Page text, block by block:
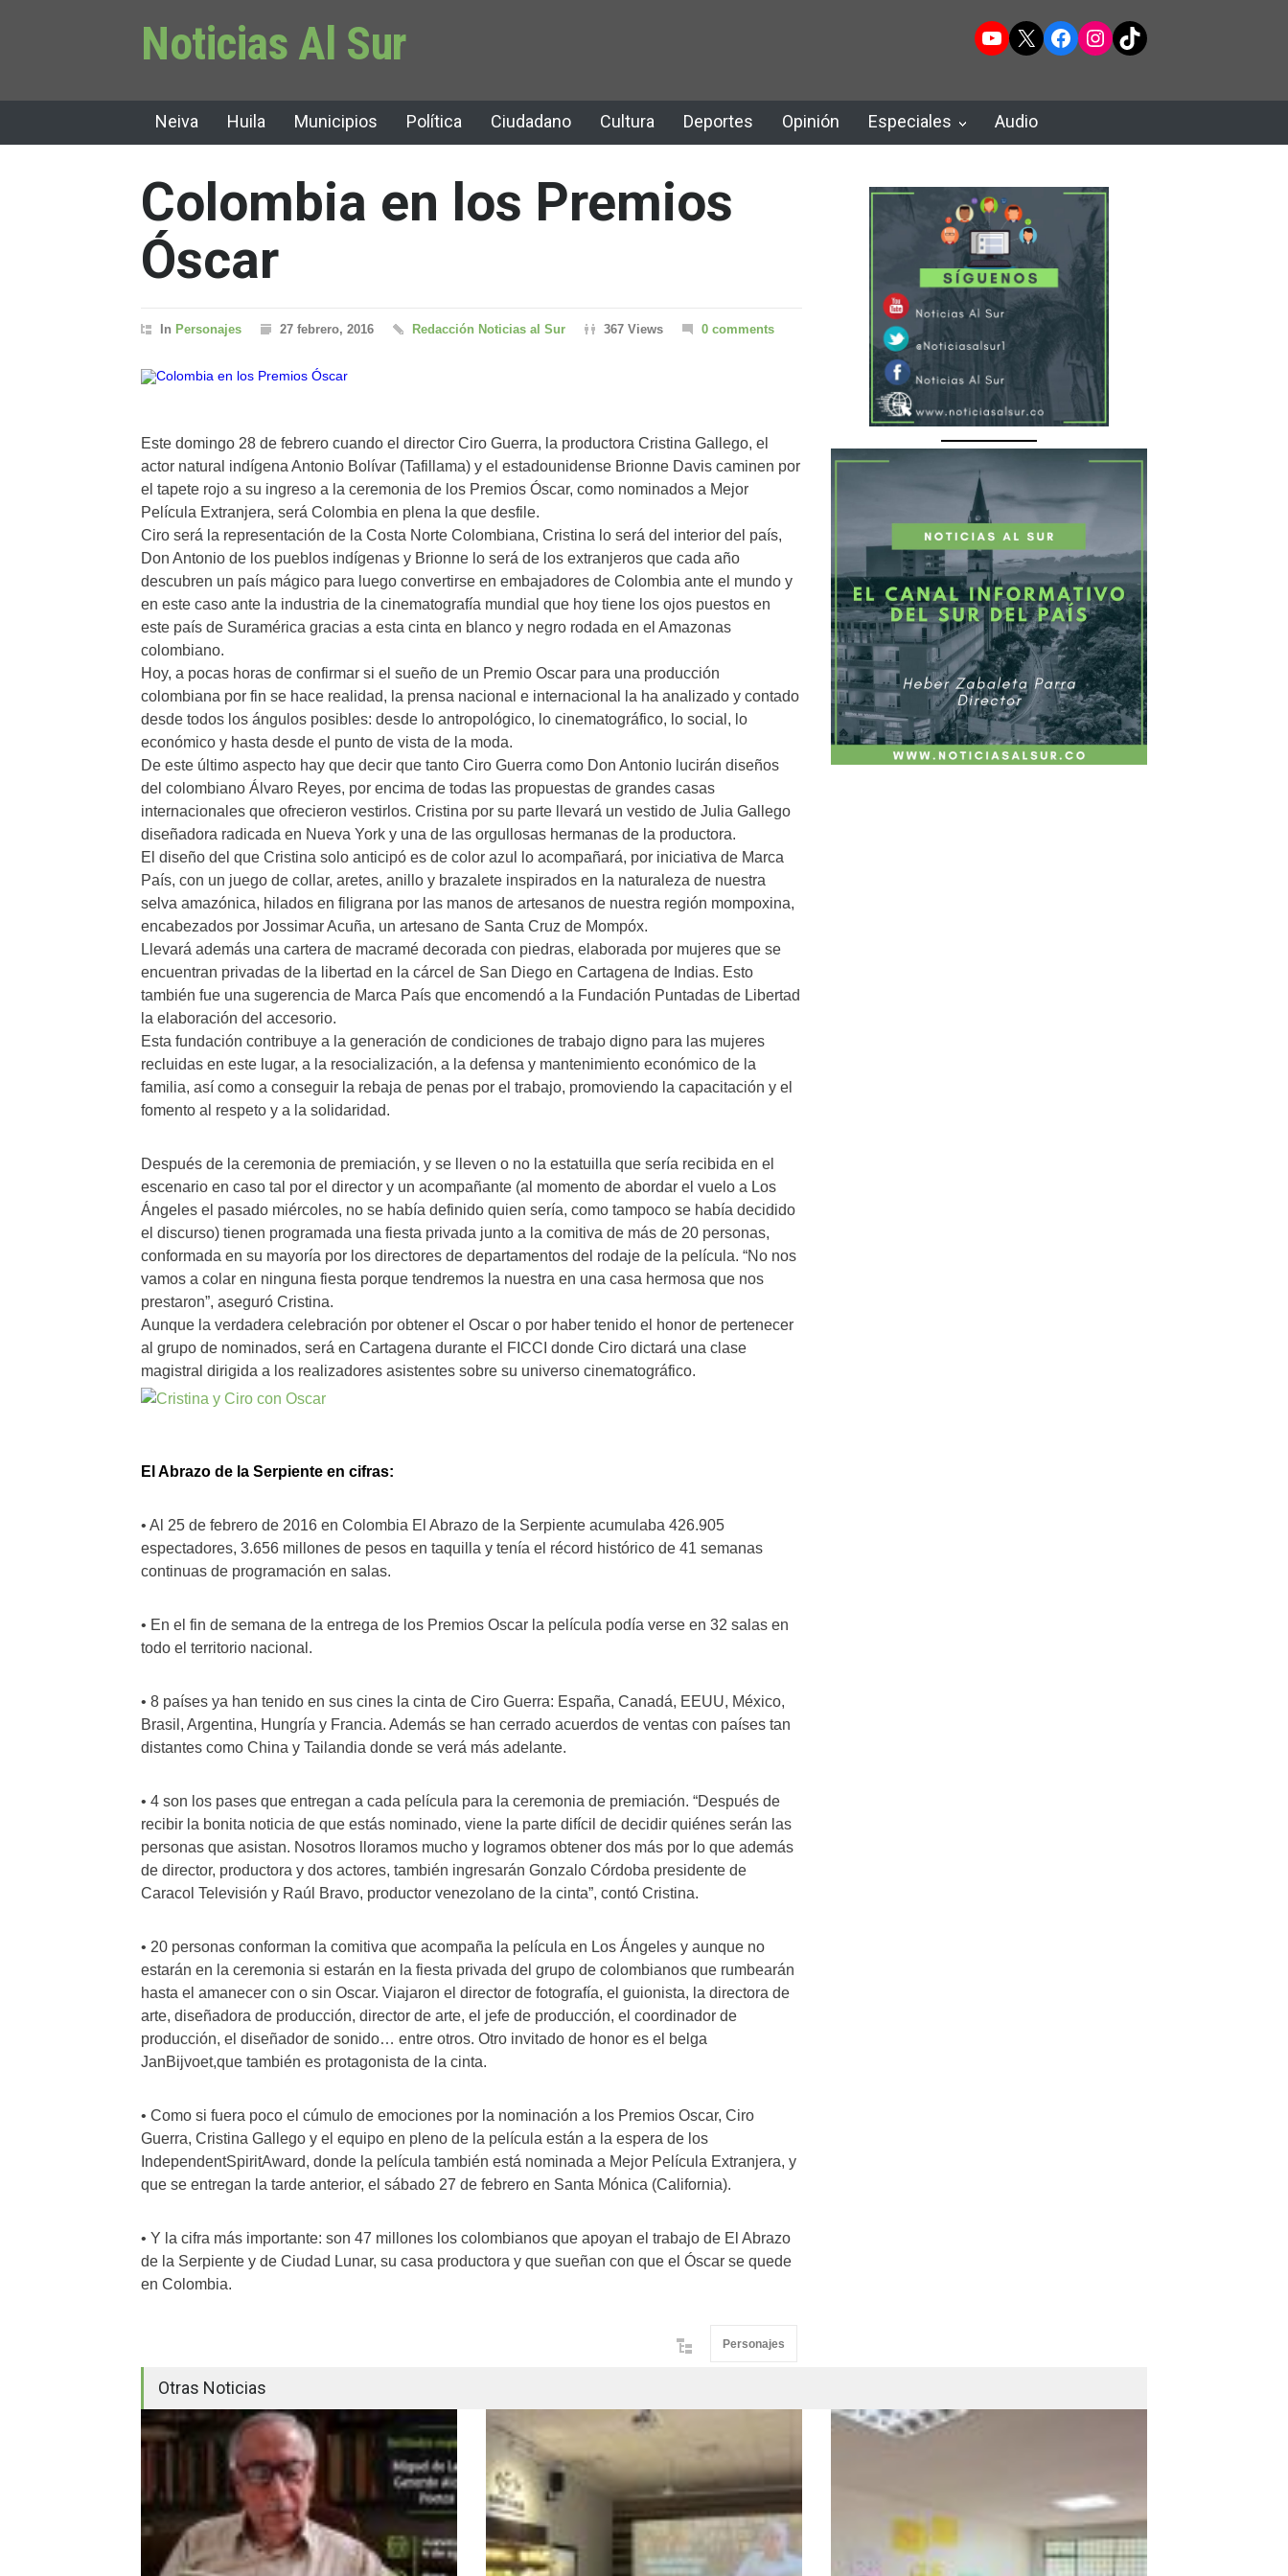
Noticias Al Sur YouTube
X Facebook
Instagram
TikTok
Neiva Huila Municipios Política Ciudadano Cultura Deportes Opinión Especiales Audio
Colombia en los Premios
Óscar
In Personajes 27 febrero, 2016 Redacción Noticias al Sur 367 Views 0 comments
Este domingo 28 de febrero cuando el director Ciro Guerra, la productora Cristina Gallego, el
actor natural indígena Antonio Bolívar (Tafillama) y el estadounidense Brionne Davis caminen por
el tapete rojo a su ingreso a la ceremonia de los Premios Óscar, como nominados a Mejor
Película Extranjera, será Colombia en plena la que desfile.
Ciro será la representación de la Costa Norte Colombiana, Cristina lo será del interior del país,
Don Antonio de los pueblos indígenas y Brionne lo será de los extranjeros que cada año
descubren un país mágico para luego convertirse en embajadores de Colombia ante el mundo y
en este caso ante la industria de la cinematografía mundial que hoy tiene los ojos puestos en
este país de Suramérica gracias a esta cinta en blanco y negro rodada en el Amazonas
colombiano.
Hoy, a pocas horas de confirmar si el sueño de un Premio Oscar para una producción
colombiana por fin se hace realidad, la prensa nacional e internacional la ha analizado y contado
desde todos los ángulos posibles: desde lo antropológico, lo cinematográfico, lo social, lo
económico y hasta desde el punto de vista de la moda.
De este último aspecto hay que decir que tanto Ciro Guerra como Don Antonio lucirán diseños
del colombiano Álvaro Reyes, por encima de todas las propuestas de grandes casas
internacionales que ofrecieron vestirlos. Cristina por su parte llevará un vestido de Julia Gallego
diseñadora radicada en Nueva York y una de las orgullosas hermanas de la productora.
El diseño del que Cristina solo anticipó es de color azul lo acompañará, por iniciativa de Marca
País, con un juego de collar, aretes, anillo y brazalete inspirados en la naturaleza de nuestra
selva amazónica, hilados en filigrana por las manos de artesanos de nuestra región mompoxina,
encabezados por Jossimar Acuña, un artesano de Santa Cruz de Mompóx.
Llevará además una cartera de macramé decorada con piedras, elaborada por mujeres que se
encuentran privadas de la libertad en la cárcel de San Diego en Cartagena de Indias. Esto
también fue una sugerencia de Marca País que encomendó a la Fundación Puntadas de Libertad
la elaboración del accesorio.
Esta fundación contribuye a la generación de condiciones de trabajo digno para las mujeres
recluidas en este lugar, a la resocialización, a la defensa y mantenimiento económico de la
familia, así como a conseguir la rebaja de penas por el trabajo, promoviendo la capacitación y el
fomento al respeto y a la solidaridad.
Después de la ceremonia de premiación, y se lleven o no la estatuilla que sería recibida en el
escenario en caso tal por el director y un acompañante (al momento de abordar el vuelo a Los
Ángeles el pasado miércoles, no se había definido quien sería, como tampoco se había decidido
el discurso) tienen programada una fiesta privada junto a la comitiva de más de 20 personas,
conformada en su mayoría por los directores de departamentos del rodaje de la película. “No nos
vamos a colar en ninguna fiesta porque tendremos la nuestra en una casa hermosa que nos
prestaron”, aseguró Cristina.
Aunque la verdadera celebración por obtener el Oscar o por haber tenido el honor de pertenecer
al grupo de nominados, será en Cartagena durante el FICCI donde Ciro dictará una clase
magistral dirigida a los realizadores asistentes sobre su universo cinematográfico.
El Abrazo de la Serpiente en cifras:
• Al 25 de febrero de 2016 en Colombia El Abrazo de la Serpiente acumulaba 426.905
espectadores, 3.656 millones de pesos en taquilla y tenía el récord histórico de 41 semanas
continuas de programación en salas.
• En el fin de semana de la entrega de los Premios Oscar la película podía verse en 32 salas en
todo el territorio nacional.
• 8 países ya han tenido en sus cines la cinta de Ciro Guerra: España, Canadá, EEUU, México,
Brasil, Argentina, Hungría y Francia. Además se han cerrado acuerdos de ventas con países tan
distantes como China y Tailandia donde se verá más adelante.
• 4 son los pases que entregan a cada película para la ceremonia de premiación. “Después de
recibir la bonita noticia de que estás nominado, viene la parte difícil de decidir quiénes serán las
personas que asistan. Nosotros lloramos mucho y logramos obtener dos más por lo que además
de director, productora y dos actores, también ingresarán Gonzalo Córdoba presidente de
Caracol Televisión y Raúl Bravo, productor venezolano de la cinta”, contó Cristina.
• 20 personas conforman la comitiva que acompaña la película en Los Ángeles y aunque no
estarán en la ceremonia si estarán en la fiesta privada del grupo de colombianos que rumbearán
hasta el amanecer con o sin Oscar. Viajaron el director de fotografía, el guionista, la directora de
arte, diseñadora de producción, director de arte, el jefe de producción, el coordinador de
producción, el diseñador de sonido… entre otros. Otro invitado de honor es el belga
JanBijvoet,que también es protagonista de la cinta.
• Como si fuera poco el cúmulo de emociones por la nominación a los Premios Oscar, Ciro
Guerra, Cristina Gallego y el equipo en pleno de la película están a la espera de los
IndependentSpiritAward, donde la película también está nominada a Mejor Película Extranjera, y
que se entregan la tarde anterior, el sábado 27 de febrero en Santa Mónica (California).
• Y la cifra más importante: son 47 millones los colombianos que apoyan el trabajo de El Abrazo
de la Serpiente y de Ciudad Lunar, su casa productora y que sueñan con que el Óscar se quede
en Colombia.
Personajes
Otras Noticias